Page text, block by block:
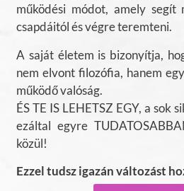
működési módot, amely segít
csapdáitól és végre teremteni.
A saját életem is bizonyítja,
nem elvont filozófia, hanem
működő valóság.
ÉS TE IS LEHETSZ EGY, a sok
ezáltal egyre
közül!
Ezzel tudsz igazán változást